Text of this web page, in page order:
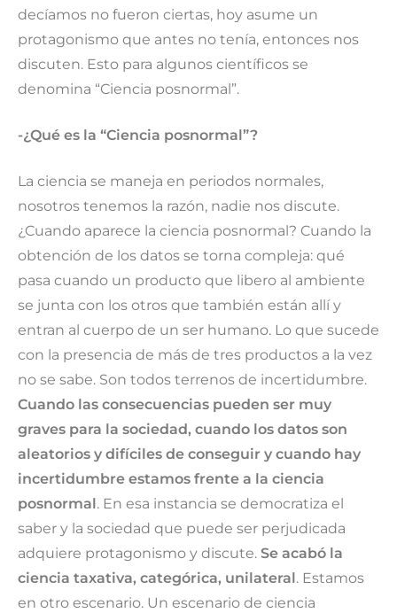
decíamos no fueron ciertas, hoy asume un
protagonismo que antes no tenía, entonces nos
discuten. Esto para algunos científicos se
denomina “Ciencia posnormal”.
-¿Qué es la “Ciencia posnormal”?
La ciencia se maneja en periodos normales,
nosotros tenemos la razón, nadie nos discute.
¿Cuando aparece la ciencia posnormal? Cuando la
obtención de los datos se torna compleja: qué
pasa cuando un producto que libero al ambiente
se junta con los otros que también están allí y
entran al cuerpo de un ser humano. Lo que sucede
con la presencia de más de tres productos a la vez
no se sabe. Son todos terrenos de incertidumbre.
Cuando las consecuencias pueden ser muy
graves para la sociedad, cuando los datos son
aleatorios y difíciles de conseguir y cuando hay
incertidumbre estamos frente a la ciencia
posnormal . En esa instancia se democratiza el
saber y la sociedad que puede ser perjudicada
adquiere protagonismo y discute. Se acabó la
ciencia taxativa, categórica, unilateral . Estamos
en otro escenario. Un escenario de ciencia